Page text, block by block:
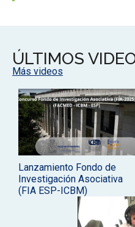
ÚLTIMOS
Más videos
Lanzamiento Fondo de
Investigación Asociativa
(FIA ESP-ICBM)